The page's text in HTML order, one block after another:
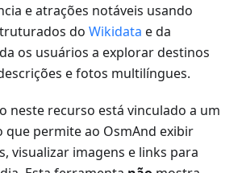
e atrações notáveis usando
do Wikidata e da
os usuários a explorar destinos
e fotos multilíngues.
neste recurso está vinculado a um
que permite ao OsmAnd exibir
visualizar imagens e links para